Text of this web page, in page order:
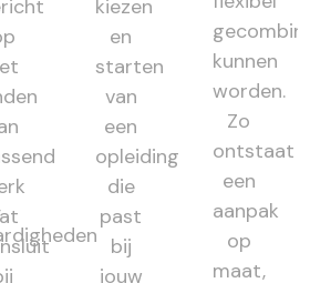
kiezen
en
starten
van
een
opleiding
die
past
bij
jouw
kunnen
worden.
Zo
ontstaat
een
aanpak
op
maat,